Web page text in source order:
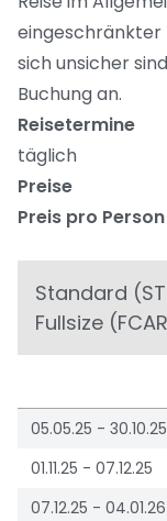
eingeschränkter
sich unsicher
Buchung an.
Reisetermine
täglich
Preise
Preis pro
Standard
Fullsize
05.05.25 - 30.10.25
01.11.25 - 07.12.25
07.12.25 - 04.01.26